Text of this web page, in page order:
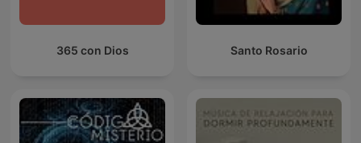
365 con Dios Santo Rosario